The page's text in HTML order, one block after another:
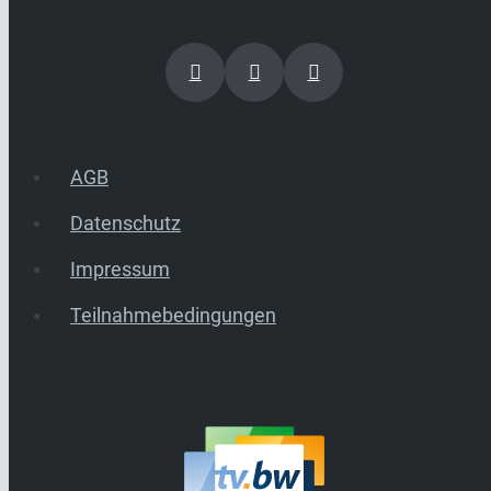
AGB
Datenschutz
Impressum
Teilnahmebedingungen